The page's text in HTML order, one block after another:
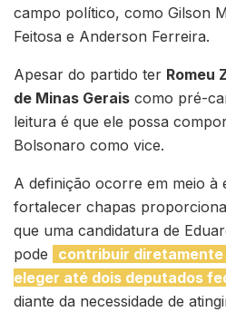
campo político, como Gilson
Feitosa e Anderson Ferreira.
Apesar do partido ter Romeu
de Minas Gerais como pré-
leitura é que ele possa
Bolsonaro como vice.
A definição ocorre em meio à
fortalecer chapas
que uma candidatura de
pode
contribuir
eleger até dois deputados
diante da necessidade de